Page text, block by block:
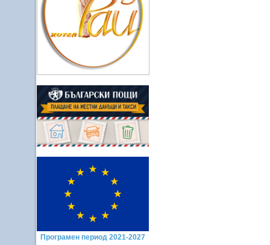
Програмен период 2021-2027